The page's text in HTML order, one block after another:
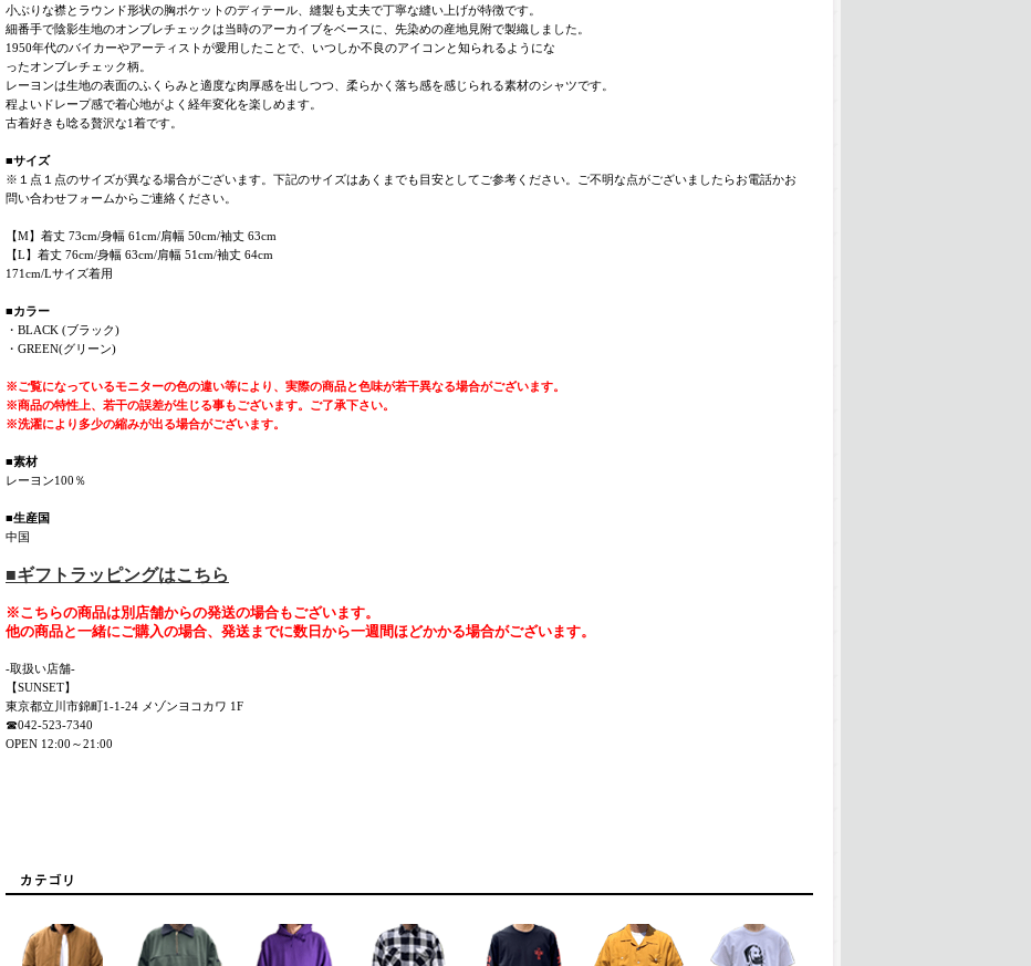
小ぶりな襟とラウンド形状の胸ポケットのディテール、縫製も丈夫で丁寧な縫い上げが特徴です。
細番手で陰影生地のオンブレチェックは当時のアーカイブをベースに、先染めの産地見附で製織しました。
1950年代のバイカーやアーティストが愛用したことで、いつしか不良のアイコンと知られるようにな
ったオンブレチェック柄。
レーヨンは生地の表面のふくらみと適度な肉厚感を出しつつ、柔らかく落ち感を感じられる素材のシャツです。
程よいドレープ感で着心地がよく経年変化を楽しめます。
古着好きも唸る贅沢な1着です。
■サイズ
※１点１点のサイズが異なる場合がございます。下記のサイズはあくまでも目安としてご参考ください。ご不明な点がございましたらお電話かお
問い合わせフォームからご連絡ください。
【M】着丈 73cm/身幅 61cm/肩幅 50cm/袖丈 63cm
【L】着丈 76cm/身幅 63cm/肩幅 51cm/袖丈 64cm
171cm/Lサイズ着用
■カラー
・BLACK (ブラック)
・GREEN(グリーン)
※ご覧になっているモニターの色の違い等により、実際の商品と色味が若干異なる場合がございます。
※商品の特性上、若干の誤差が生じる事もございます。ご了承下さい。
※洗濯により多少の縮みが出る場合がございます。
■素材
レーヨン100％
■生産国
中国
■ギフトラッピングはこちら
※こちらの商品は別店舗からの発送の場合もございます。
他の商品と一緒にご購入の場合、発送までに数日から一週間ほどかかる場合がございます。
-取扱い店舗-
【SUNSET】
東京都立川市錦町1-1-24 メゾンヨコカワ 1F
☎042-523-7340
OPEN 12:00～21:00